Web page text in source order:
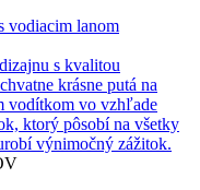
s kvalitou
krásne putá na
vodítkom vo vzhľade
ktorý pôsobí na všetky
výnimočný zážitok.